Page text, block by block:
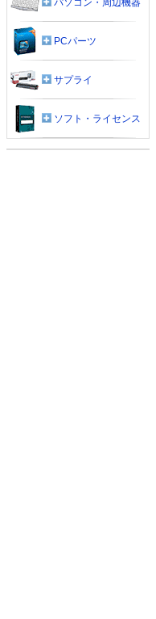
パソコン・周辺機器
PCパーツ
サプライ
ソフト・ライセンス